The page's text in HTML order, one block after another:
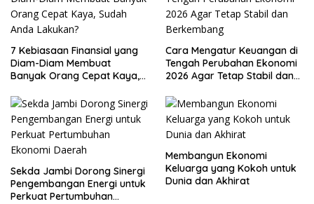
7 Kebiasaan Finansial yang
Diam-Diam Membuat
Banyak Orang Cepat Kaya,
Cara Mengatur Keuangan di
Tengah Perubahan Ekonomi
2026 Agar Tetap Stabil dan
Sekda Jambi Dorong Sinergi
Pengembangan Energi untuk
Perkuat Pertumbuhan
Membangun Ekonomi
Keluarga yang Kokoh untuk
Dunia dan Akhirat